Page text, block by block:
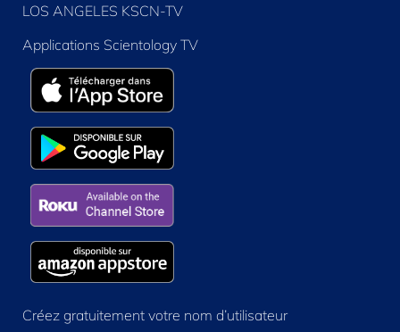
LOS ANGELES KSCN-TV
Applications Scientology TV
Créez gratuitement votre nom d’utilisateur